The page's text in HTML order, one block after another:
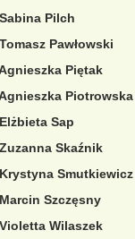
Pilch
Pawłowski
Piętak
Piotrowska
Sap
Skaźnik
Smutkiewicz
Szczęsny
Wilaszek